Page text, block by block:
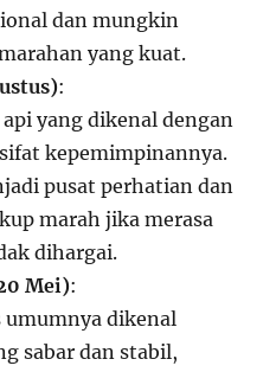
dan mungkin
yang kuat.
:
yang dikenal dengan
kepemimpinannya.
pusat perhatian dan
marah jika merasa
dihargai.
Mei):
umumnya dikenal
sabar dan stabil,